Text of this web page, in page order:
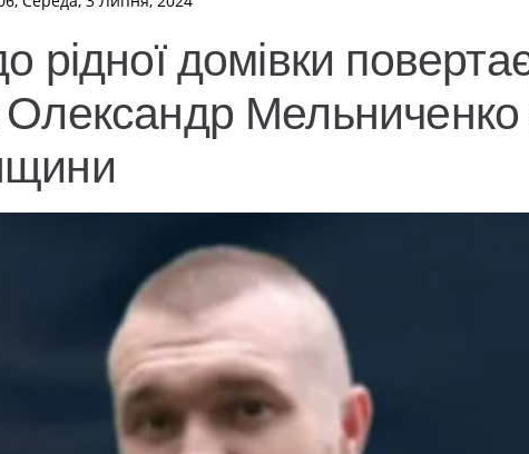
рідної домівки
Олександр Мельниченко